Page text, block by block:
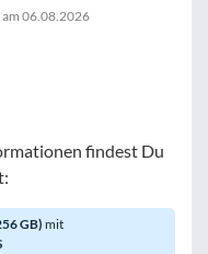
06.08.2026
findest Du
GB) mit